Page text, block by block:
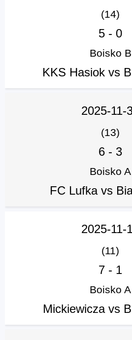
(14)
5 - 0
Boisko B
KKS Hasiok vs
2025-11-
(13)
6 - 3
Boisko A
FC Lufka vs
2025-11-
(11)
7 - 1
Boisko A
Mickiewicza vs